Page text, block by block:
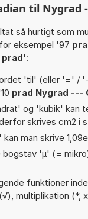
til Nygrad
så hurtigt som
eksempel '97
prad':
'til' (eller '=' / '-
prad Nygrad ---
og 'kubik' kan
skrives cm2 i
kan man skrive
'µ' (=
funktioner
multiplikation (*,